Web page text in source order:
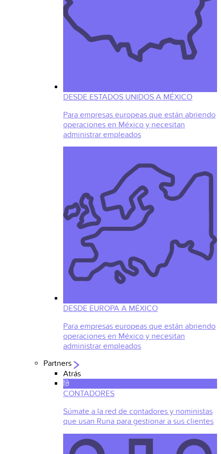
DESDE ESTADOS UNIDOS A MÉXICO
Para empresas europeas que están abriendo
operaciones en México y necesitan
administrar empleados
DESDE EUROPA A MÉXICO
Para empresas europeas que están abriendo
operaciones en México y necesitan
administrar empleados
Partners
Atrás
CONTADORES
Súmate a la red de contadores y noministas
que usan Runa para gestionar a sus clientes